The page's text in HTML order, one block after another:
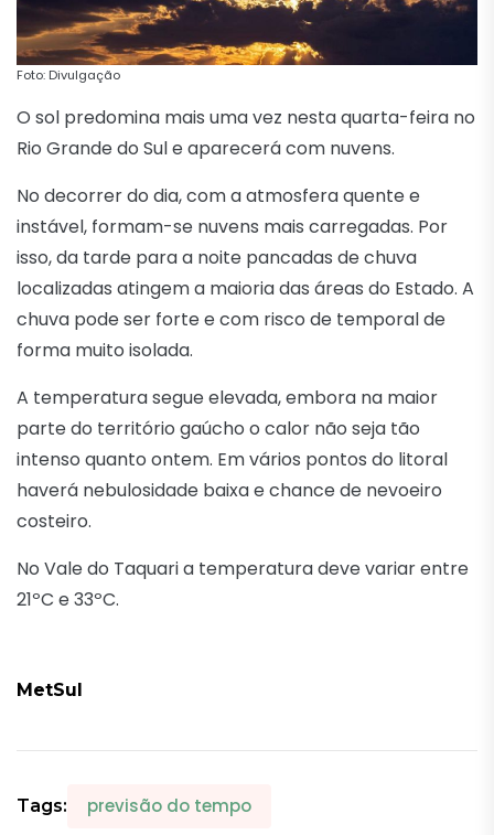
Foto: Divulgação
O sol predomina mais uma vez nesta quarta-feira no
Rio Grande do Sul e aparecerá com nuvens.
No decorrer do dia, com a atmosfera quente e
instável, formam-se nuvens mais carregadas. Por
isso, da tarde para a noite pancadas de chuva
localizadas atingem a maioria das áreas do Estado. A
chuva pode ser forte e com risco de temporal de
forma muito isolada.
A temperatura segue elevada, embora na maior
parte do território gaúcho o calor não seja tão
intenso quanto ontem. Em vários pontos do litoral
haverá nebulosidade baixa e chance de nevoeiro
costeiro.
No Vale do Taquari a temperatura deve variar entre
21ºC e 33ºC.
MetSul
Tags: previsão do tempo